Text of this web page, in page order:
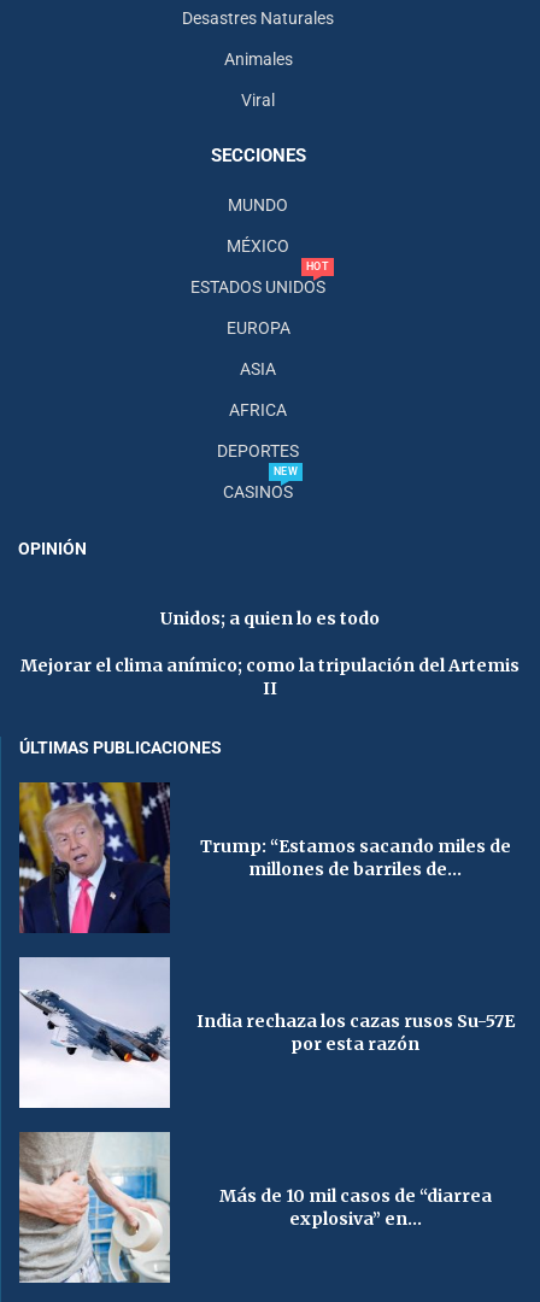
Desastres Naturales
Animales
Viral
SECCIONES
MUNDO
MÉXICO
ESTADOS UNIDOS
HOT
EUROPA
ASIA
AFRICA
DEPORTES
CASINOS
NEW
OPINIÓN
Unidos; a quien lo es todo
Mejorar el clima anímico; como la tripulación del Artemis
II
ÚLTIMAS PUBLICACIONES
Trump: “Estamos sacando miles de
millones de barriles de...
India rechaza los cazas rusos Su-57E
por esta razón
Más de 10 mil casos de “diarrea
explosiva” en...